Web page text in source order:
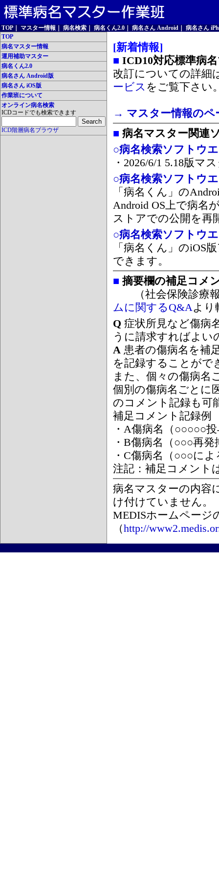
TOP マスター情報 病名検索 病名くん2.0 病名さん Android
病名さん
TOP
病名マスター情報
運用補助マスター
病名くん2.0
病名さん Android版
病名さん iOS版
作業班について
オンライン病名検索
ICDコードでも検索できます
ICD階層病名ブラウザ
[新着情報]
■ ICD10対応標準病
改訂についての詳細
ービス をご覧下さい
→ マスター情報のペ
■ 病名マスター関連
○病名検索ソフトウ
・2026/6/1 5.18版マ
○病名検索ソフトウ
「病名くん」の
Android OS上で病名
ストアでの公開を再
○病名検索ソフトウ
「病名くん」のiOS
できます。
■ 摘要欄の補足コメ
（社会保険診療報
ムに関するQ&Aより
Q 症状所見など傷病
うに請求すればよい
A 患者の傷病名を補
を記録することがで
また、個々の傷病名
個別の傷病名ごとに
のコメント記録も可
補足コメント記録例
・A傷病名（○○○○○
・B傷病名（○○○再
・C傷病名（○○○に
注記：補足コメント
病名マスターの内容
け付けていません。
MEDISホームページ
（http://